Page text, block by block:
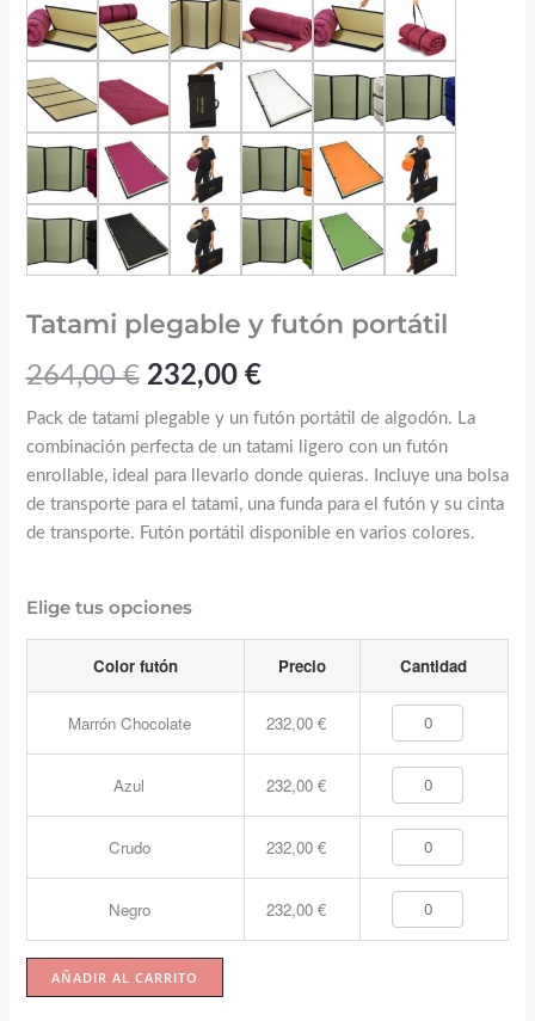
Tatami plegable y futón portátil
264,00€ 232,00 €
Pack de tatami plegable y un futón portátil de algodón. La
combinación perfecta de un tatami ligero con un futón
enrollable, ideal para llevarlo donde quieras. Incluye una bolsa
de transporte para el tatami, una funda para el futón y su cinta
de transporte. Futón portátil disponible en varios colores.
Elige tus opciones
Color futón Precio Cantidad
Marrón Chocolate 232,00 €
Azul 232,00 €
Crudo 232,00 €
Negro 232,00 €
AÑADIR AL CARRITO